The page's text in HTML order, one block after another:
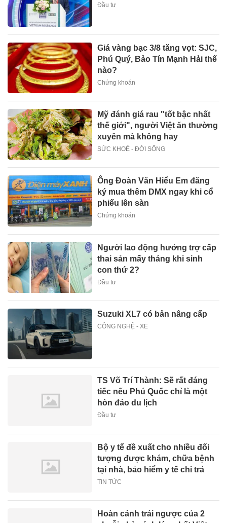
Đầu tư
Giá vàng bạc 3/8 tăng vọt: SJC,
Phú Quý, Bảo Tín Mạnh Hải thế
nào?
Chứng khoán
Mỹ đánh giá rau "tốt bậc nhất
thế giới", người Việt ăn thường
xuyên mà không hay
SỨC KHOẺ - ĐỜI SỐNG
Ông Đoàn Văn Hiểu Em đăng
ký mua thêm DMX ngay khi cổ
phiếu lên sàn
Chứng khoán
Người lao động hưởng trợ cấp
thai sản mấy tháng khi sinh
con thứ 2?
Đầu tư
Suzuki XL7 có bản nâng cấp
CÔNG NGHỆ - XE
TS Võ Trí Thành: Sẽ rất đáng
tiếc nếu Phú Quốc chỉ là một
hòn đảo du lịch
Đầu tư
Bộ y tế đề xuất cho nhiều đối
tượng được khám, chữa bệnh
tại nhà, bảo hiểm y tế chi trả
TIN TỨC
Hoàn cảnh trái ngược của 2